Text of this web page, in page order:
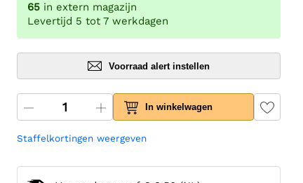
65 in extern magazijn
Levertijd 5 tot 7 werkdagen
Voorraad alert instellen
In winkelwagen
Staffelkortingen weergeven